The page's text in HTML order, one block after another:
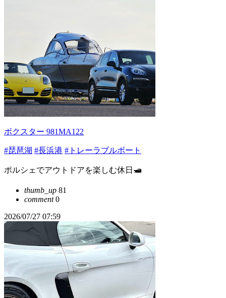
ボクスター 981MA122
#琵琶湖 #長浜港 #トレーラブルボート
ポルシェでアウトドアを楽しむ休日🛥️
thumb_up 81
comment0
2026/07/27 07:59